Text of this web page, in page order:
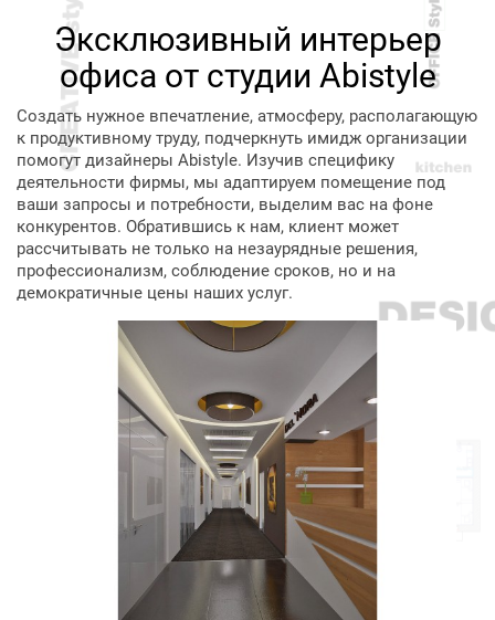
Эксклюзивный интерьер
офиса от студии Abistyle
Создать нужное впечатление, атмосферу, располагающую
к продуктивному труду, подчеркнуть имидж организации
помогут дизайнеры Abistyle. Изучив специфику
деятельности фирмы, мы адаптируем помещение под
ваши запросы и потребности, выделим вас на фоне
конкурентов. Обратившись к нам, клиент может
рассчитывать не только на незаурядные решения,
профессионализм, соблюдение сроков, но и на
демократичные цены наших услуг.